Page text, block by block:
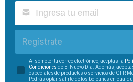
Regístrate
Al someter tu correo electrónico, aceptas la
Condiciones de El Nuevo Día. Además,
especiales de productos o servicios de GFR
Podrás optar salirte de los boletines en